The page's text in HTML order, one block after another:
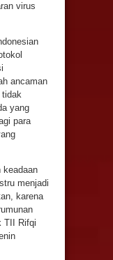
virus
ancaman
tidak
yang
para
keadaan
menjadi
karena
TII Rifqi